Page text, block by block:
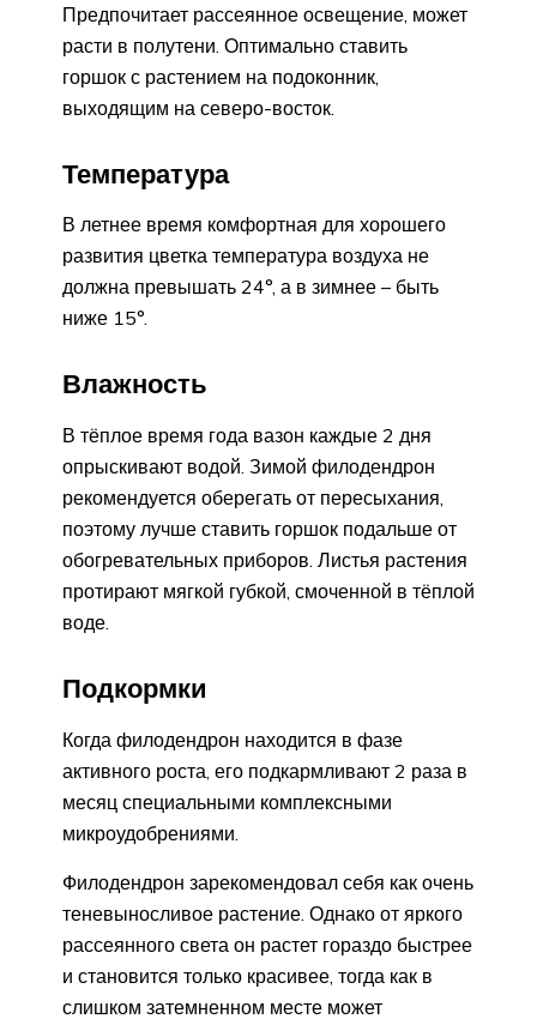
Предпочитает рассеянное освещение, может
расти в полутени. Оптимально ставить
горшок с растением на подоконник,
выходящим на северо-восток.
Температура
В летнее время комфортная для хорошего
развития цветка температура воздуха не
должна превышать 24°, а в зимнее – быть
ниже 15°.
Влажность
В тёплое время года вазон каждые 2 дня
опрыскивают водой. Зимой филодендрон
рекомендуется оберегать от пересыхания,
поэтому лучше ставить горшок подальше от
обогревательных приборов. Листья растения
протирают мягкой губкой, смоченной в тёплой
воде.
Подкормки
Когда филодендрон находится в фазе
активного роста, его подкармливают 2 раза в
месяц специальными комплексными
микроудобрениями.
Филодендрон зарекомендовал себя как очень
теневыносливое растение. Однако от яркого
рассеянного света он растет гораздо быстрее
и становится только красивее, тогда как в
слишком затемненном месте может